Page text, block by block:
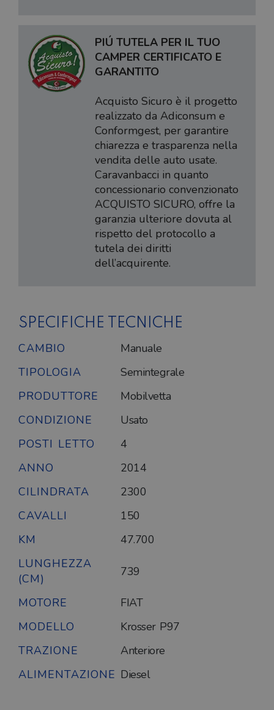
PIÚ TUTELA PER IL TUO
CAMPER CERTIFICATO E
GARANTITO
Acquisto Sicuro è il progetto
realizzato da Adiconsum e
Conformgest, per garantire
chiarezza e trasparenza nella
vendita delle auto usate.
Caravanbacci in quanto
concessionario convenzionato
ACQUISTO SICURO, offre la
garanzia ulteriore dovuta al
rispetto del protocollo a
tutela dei diritti
dell’acquirente.
SPECIFICHE TECNICHE
CAMBIO
Manuale
TIPOLOGIA
Semintegrale
PRODUTTORE
Mobilvetta
CONDIZIONE
Usato
POSTI LETTO
4
ANNO
2014
CILINDRATA
2300
CAVALLI
150
KM
47.700
LUNGHEZZA
(CM)
739
MOTORE
FIAT
MODELLO
Krosser P97
TRAZIONE
Anteriore
ALIMENTAZIONE Diesel